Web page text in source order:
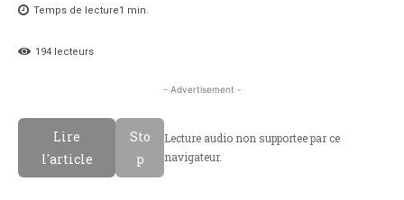
Temps de lecture1 min.
194 lecteurs
- Advertisement -
Lire
l'article
Sto
p
Lecture audio non supportee par ce
navigateur.